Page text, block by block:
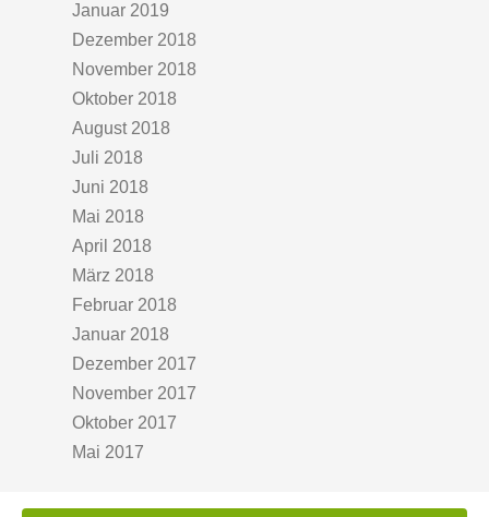
Januar 2019
Dezember 2018
November 2018
Oktober 2018
August 2018
Juli 2018
Juni 2018
Mai 2018
April 2018
März 2018
Februar 2018
Januar 2018
Dezember 2017
November 2017
Oktober 2017
Mai 2017